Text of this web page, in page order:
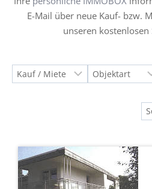
E-Mail über neue Kauf- bzw.
unseren kostenlosen